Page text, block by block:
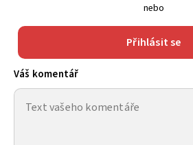
nebo
Přihlásit se
Váš komentář